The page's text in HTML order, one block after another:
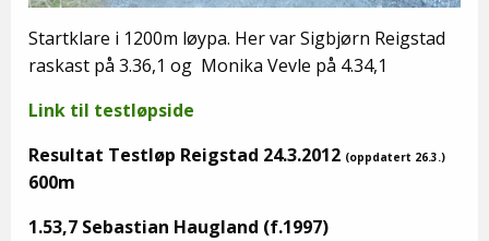
Startklare i 1200m løypa. Her var Sigbjørn Reigstad
raskast på 3.36,1 og Monika Vevle på 4.34,1
Link til testløpside
Resultat Testløp Reigstad 24.3.2012 (oppdatert 26.3.)
600m
1.53,7 Sebastian Haugland (f.1997)